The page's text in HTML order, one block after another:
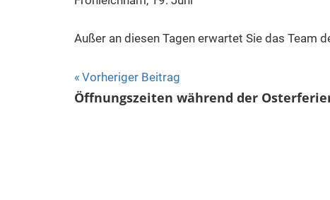
Außer an diesen Tagen erwartet Sie das Team
Beitragsnavigation
Vorheriger Beitrag
Öffnungszeiten während der